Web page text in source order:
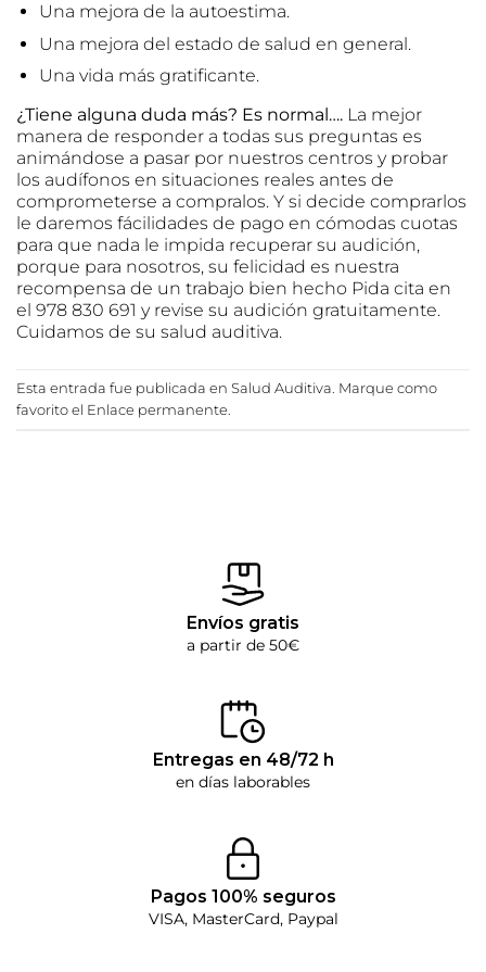
Una mejora de la autoestima.
Una mejora del estado de salud en general.
Una vida más gratificante.
¿Tiene alguna duda más? Es normal…. La mejor
manera de responder a todas sus preguntas es
animándose a pasar por nuestros centros y probar
los audífonos en situaciones reales antes de
comprometerse a compralos. Y si decide comprarlos
le daremos fácilidades de pago en cómodas cuotas
para que nada le impida recuperar su audición,
porque para nosotros, su felicidad es nuestra
recompensa de un trabajo bien hecho Pida cita en
el 978 830 691 y revise su audición gratuitamente.
Cuidamos de su salud auditiva.
Esta entrada fue publicada en Salud Auditiva . Marque como
favorito el Enlace permanente
Envíos gratis
a partir de 50€
Entregas en 48/72 h
en días laborables
Pagos 100% seguros
VISA, MasterCard, Paypal